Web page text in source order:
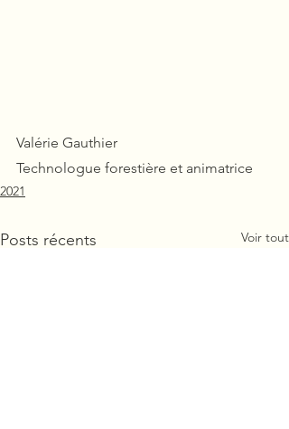
Valérie Gauthier
Technologue forestière et animatrice
2021
Posts récents Voir tout